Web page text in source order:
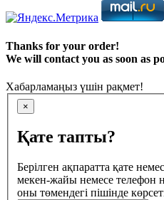
Thanks for your order!
We will contact you as soon as
Хабарламаңыз үшін рақмет!
×
Қате тапты?
Берілген ақпаратта қате
мекен-жайы немесе телефон
оны төмендегі пішінде